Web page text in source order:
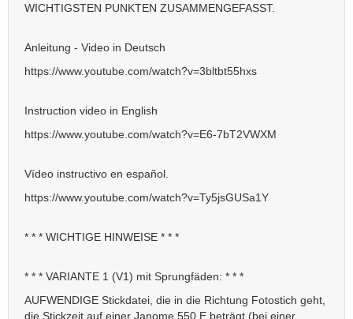
WICHTIGSTEN PUNKTEN ZUSAMMENGEFASST.
Anleitung - Video in Deutsch
https://www.youtube.com/watch?v=3bltbt55hxs
Instruction video in English
https://www.youtube.com/watch?v=E6-7bT2VWXM
Vídeo instructivo en español.
https://www.youtube.com/watch?v=Ty5jsGUSa1Y
* * * WICHTIGE HINWEISE * * *
* * * VARIANTE 1 (V1) mit Sprungfäden: * * *
AUFWENDIGE Stickdatei, die in die Richtung Fotostich geht,
die Stickzeit auf einer Janome 550 E beträgt (bei einer